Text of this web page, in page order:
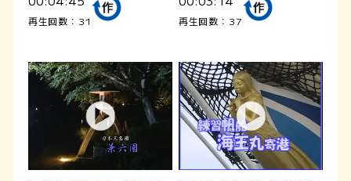
再生回数：31 再生回数：37